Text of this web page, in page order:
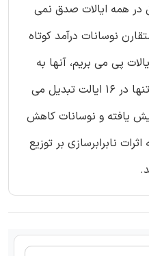
در همه ایالات صدق نمی
نوسانات درآمد کوتاه
پی می بریم، آنها به
تاثیرات نامتقارن طولانی ‌مدت تنها در ۱۶ ایالت تبدیل می‌
یافته و نوسانات کاهش
نابرابرسازی بر توزیع